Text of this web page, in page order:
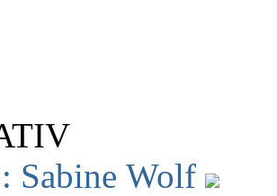
Sabine Wolf